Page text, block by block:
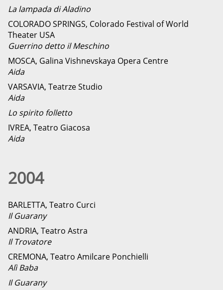
La lampada di Aladino
COLORADO SPRINGS, Colorado Festival of World
Theater USA
Guerrino detto il Meschino
MOSCA, Galina Vishnevskaya Opera Centre
Aida
VARSAVIA, Teatrze Studio
Aida
Lo spirito folletto
IVREA, Teatro Giacosa
Aida
2004
BARLETTA, Teatro Curci
Il Guarany
ANDRIA, Teatro Astra
Il Trovatore
CREMONA, Teatro Amilcare Ponchielli
Alì Baba
Il Guarany